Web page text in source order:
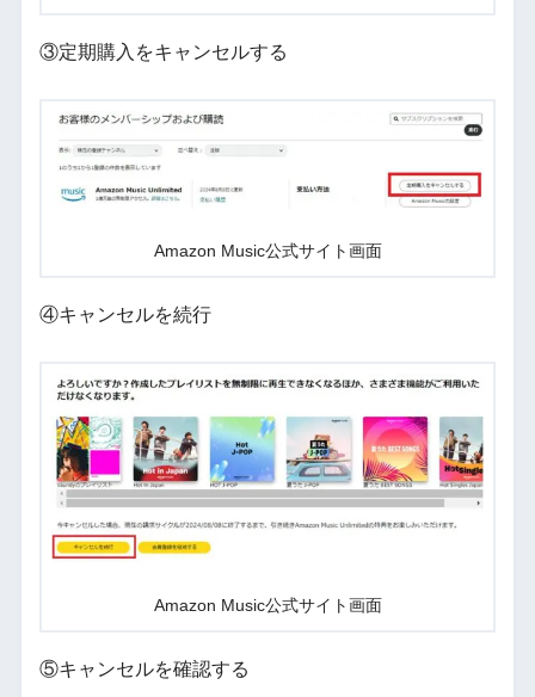
③定期購入をキャンセルする
Amazon Music公式サイト画面
④キャンセルを続行
Amazon Music公式サイト画面
⑤キャンセルを確認する